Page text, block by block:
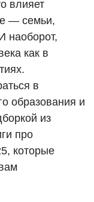
влияет
— семьи,
наоборот,
как в
в
образования и
из
про
которые